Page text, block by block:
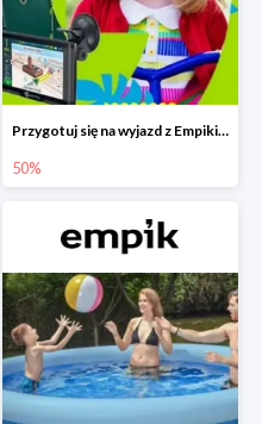
Przygotuj się na wyjazd z Empikiem - rabaty do -50%
50%